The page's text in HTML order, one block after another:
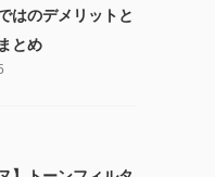
はのデメリットと
とめ